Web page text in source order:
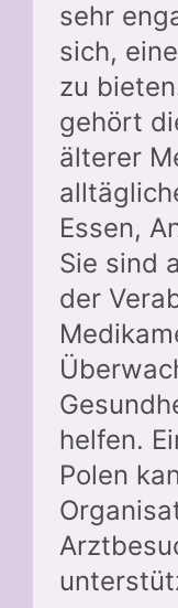
sehr
sich,
zu
gehört
älterer
Essen,
Sie sind
der
helfen.
Polen